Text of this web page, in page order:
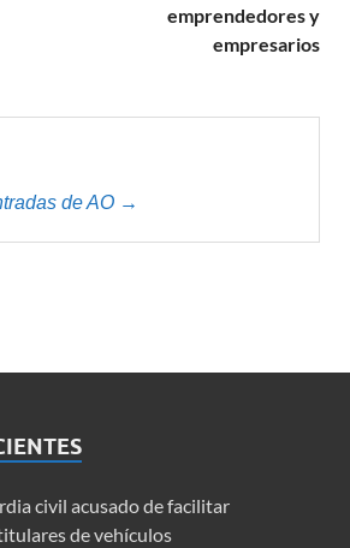
emprendedores y
empresarios
de AO →
civil acusado de facilitar
de vehículos